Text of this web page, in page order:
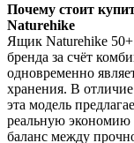
Почему стоит
Naturehike
Ящик Naturehike
бренда за счёт
одновременно
хранения. В
эта модель
реальную экономию
баланс между